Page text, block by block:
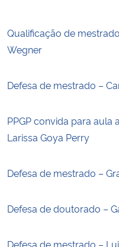
Qualificação de
Wegner
Defesa de mestrado –
PPGP convida para aula
Larissa Goya Perry
Defesa de mestrado –
Defesa de doutorado –
Defesa de mestrado –